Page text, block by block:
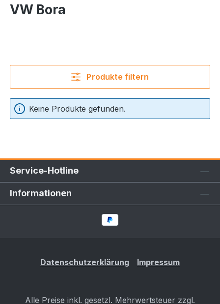
VW Bora
Produkte filtern
Keine Produkte gefunden.
Service-Hotline
Informationen
Datenschutzerklärung Impressum
Alle Preise inkl. gesetzl. Mehrwertsteuer zzgl.